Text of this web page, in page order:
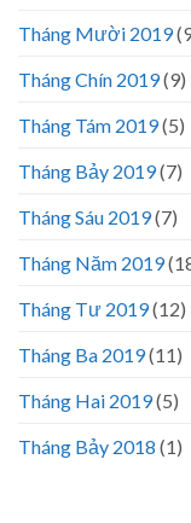
Tháng Mười 2019
Tháng Chín 2019(9)
Tháng Tám 2019(5)
Tháng Bảy 2019(7)
Tháng Sáu 2019(7)
Tháng Năm 2019
Tháng Tư 2019(12)
Tháng Ba 2019(11)
Tháng Hai 2019(5)
Tháng Bảy 2018 (1)